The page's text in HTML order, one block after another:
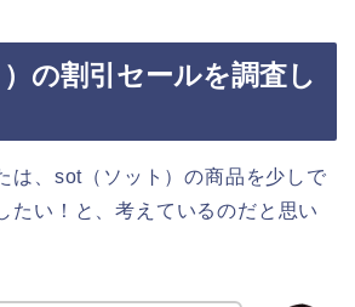
の割引セールを調査し
は、sot（ソット）の商品を少しで
たい！と、考えているのだと思い